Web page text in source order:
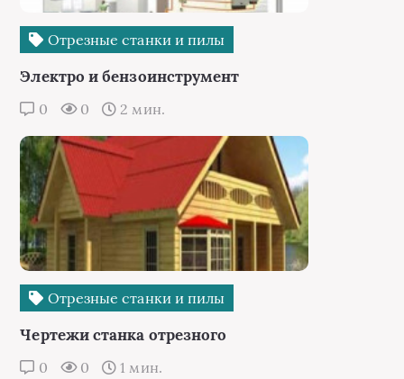
Отрезные станки и пилы
Электро и бензоинструмент
0 0 2 мин.
Отрезные станки и пилы
Чертежи станка отрезного
0 0 1 мин.